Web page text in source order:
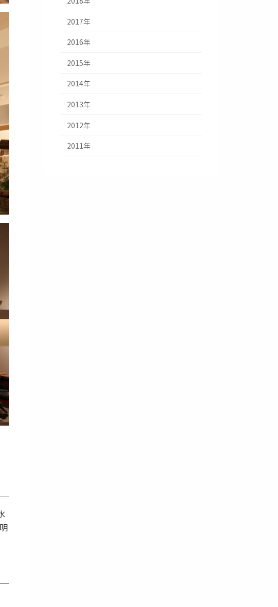
2017年
2016年
2015年
2014年
2013年
2012年
2011年